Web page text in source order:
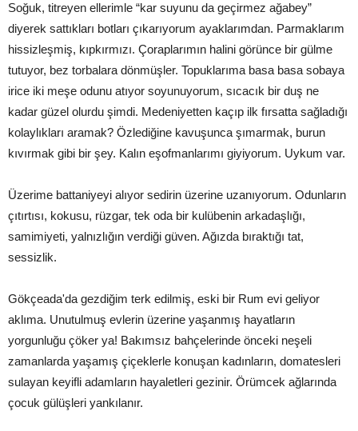
Soğuk, titreyen ellerimle “kar suyunu da geçirmez ağabey”
diyerek sattıkları botları çıkarıyorum ayaklarımdan. Parmaklarım
hissizleşmiş, kıpkırmızı. Çoraplarımın halini görünce bir gülme
tutuyor, bez torbalara dönmüşler. Topuklarıma basa basa sobaya
irice iki meşe odunu atıyor soyunuyorum, sıcacık bir duş ne
kadar güzel olurdu şimdi. Medeniyetten kaçıp ilk fırsatta sağladığı
kolaylıkları aramak? Özlediğine kavuşunca şımarmak, burun
kıvırmak gibi bir şey. Kalın eşofmanlarımı giyiyorum. Uykum var.
Üzerime battaniyeyi alıyor sedirin üzerine uzanıyorum. Odunların
çıtırtısı, kokusu, rüzgar, tek oda bir kulübenin arkadaşlığı,
samimiyeti, yalnızlığın verdiği güven. Ağızda bıraktığı tat,
sessizlik.
Gökçeada'da gezdiğim terk edilmiş, eski bir Rum evi geliyor
aklıma. Unutulmuş evlerin üzerine yaşanmış hayatların
yorgunluğu çöker ya! Bakımsız bahçelerinde önceki neşeli
zamanlarda yaşamış çiçeklerle konuşan kadınların, domatesleri
sulayan keyifli adamların hayaletleri gezinir. Örümcek ağlarında
çocuk gülüşleri yankılanır.